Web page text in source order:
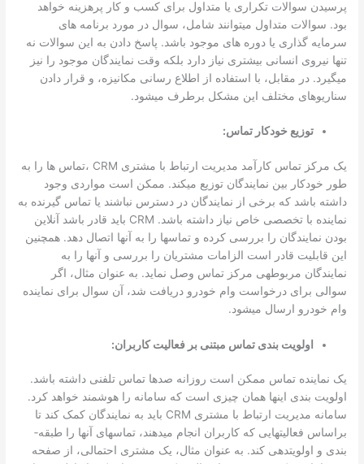
پرسیدن سوالات تکراری یا متداول برای کسب و کار پرهزینه خواهد
بود. سوالات متداول می­توانند شامل، سوال در مورد برنامه ­های
سرمایه­ گذاری یا دوره­ های موجود باشد. پاسخ دادن به این سوالات نه
تنها نیروی انسانی بیشتری نیاز دارد بلکه وقت نمایندگان موجود را نیز
می­گیرد. در مقابل، با استفاده از اطلاع رسانی مکانیزه، و قرار دادن
سناریو­های مختلف این مشکل برطرف می­شود.
توزیع خودکار تماس:
یک مرکز تماس کارآمد مدیریت ارتباط با مشتری CRM ،تماس ­ها را به
طور خودکار بین نمایندگان توزیع می­کند. ممکن است مواردی وجود
داشته باشد که برخی از نمایندگان در دسترس نباشند یا تماس ­گیرنده به
نماینده با تخصصی خاص نیاز داشته باشد. CRM باید قادر باشد آنلاین
بودن نمایندگان را بررسی کرده و تماس­ها را به آن­ها اتصال دهد. همچنین
این قابلیت قادر است الزامات مشتریان را بررسی و آن­ها را به
نمایندگان مربوطه­ی مرکز تماس وصل نماید. به عنوان مثال، اگر
سوالی برای درخواست وام خودرو دریافت شد، آن سوال برای نماینده
وام خودرو ارسال می­شود.
اولویت بندی تماس مبتنی بر فعالیت کاربران:
یک نماینده تماس ممکن است روزانه صدها تماس تلفنی داشته باشد.
اولویت بندی این­ها همان چیزی است که سامانه را هوشمند خواهد کرد.
سامانه­ مدیریت ارتباط با مشتری CRM باید به نمایندگان کمک کند تا
براساس فعالیت­هایی که کاربران انجام می­دهند، تماس­های آن­ها را طبقه­
بندی و اولویت­دهی کند. به عنوان مثال، یک مشتری احتمالی، از صفحه